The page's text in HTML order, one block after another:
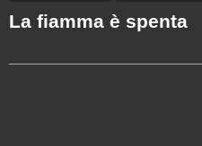
La fiamma è spenta